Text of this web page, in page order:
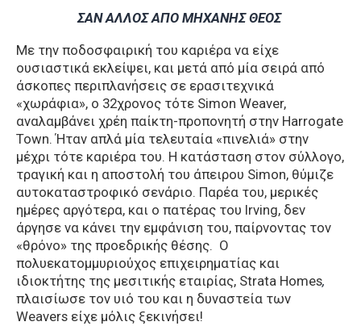
ΣΑΝ ΑΛΛΟΣ ΑΠΟ ΜΗΧΑΝΗΣ ΘΕΟΣ
Με την ποδοσφαιρική του καριέρα να είχε
ουσιαστικά εκλείψει, και μετά από μία σειρά από
άσκοπες περιπλανήσεις σε ερασιτεχνικά
«χωράφια», ο 32χρονος τότε Simon Weaver,
αναλαμβάνει χρέη παίκτη-προπονητή στην Harrogate
Town. Ήταν απλά μία τελευταία «πινελιά» στην
μέχρι τότε καριέρα του. Η κατάσταση στον σύλλογο,
τραγική και η αποστολή του άπειρου Simon, θύμιζε
αυτοκαταστροφικό σενάριο. Παρέα του, μερικές
ημέρες αργότερα, και ο πατέρας του Irving, δεν
άργησε να κάνει την εμφάνιση του, παίρνοντας τον
«θρόνο» της προεδρικής θέσης. Ο
πολυεκατομμυριούχος επιχειρηματίας και
ιδιοκτήτης της μεσιτικής εταιρίας, Strata Homes,
πλαισίωσε τον υιό του και η δυναστεία των
Weavers είχε μόλις ξεκινήσει!